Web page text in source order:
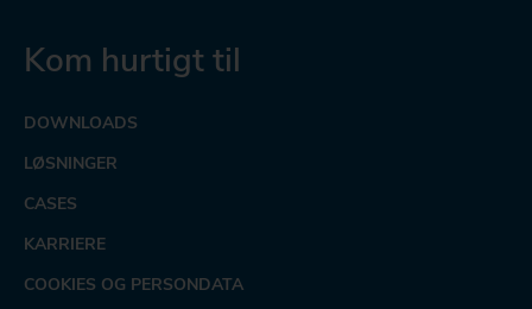
Kom hurtigt til
DOWNLOADS
LØSNINGER
CASES
KARRIERE
COOKIES OG PERSONDATA